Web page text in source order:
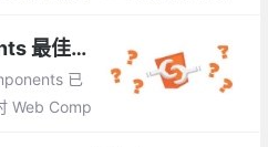
Atag - Web Components 最佳实践
已
Web Comp